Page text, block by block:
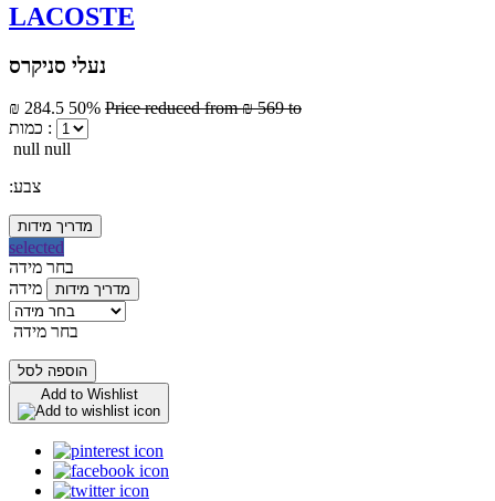
LACOSTE
נעלי סניקרס
₪ 284.5 50% Price reduced from₪ 569 to
כמות :
null null
:צבע
מדריך מידות
selected
בחר מידה
מידה
מדריך מידות
בחר מידה
הוספה לסל
Add to Wishlist